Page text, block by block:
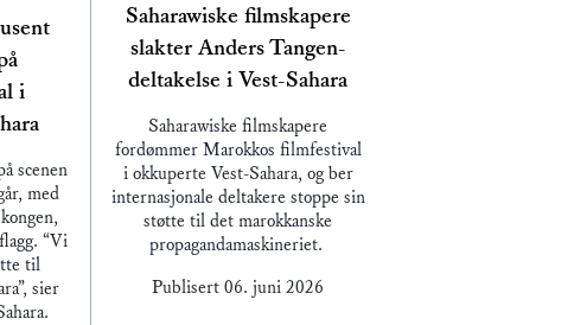
i
scenen
med
“Vi
til
sier
Saharawiske filmskapere
slakter Anders Tangen-
deltakelse i Vest-Sahara
Saharawiske filmskapere
fordømmer Marokkos filmfestival
i okkuperte Vest-Sahara, og ber
internasjonale deltakere stoppe sin
støtte til det marokkanske
propagandamaskineriet.
Publisert 06. juni 2026